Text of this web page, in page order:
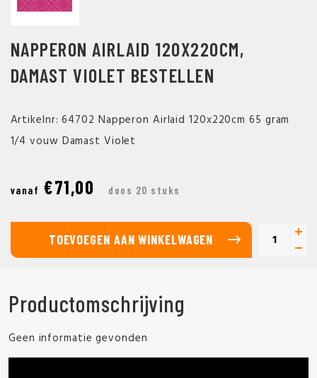
NAPPERON AIRLAID 120X220CM,
DAMAST VIOLET BESTELLEN
Artikelnr: 64702 Napperon Airlaid 120x220cm 65 gram
1/4 vouw Damast Violet
vanaf €71,00 doos 20 stuks
TOEVOEGEN AAN WINKELWAGEN
Productomschrijving
Geen informatie gevonden